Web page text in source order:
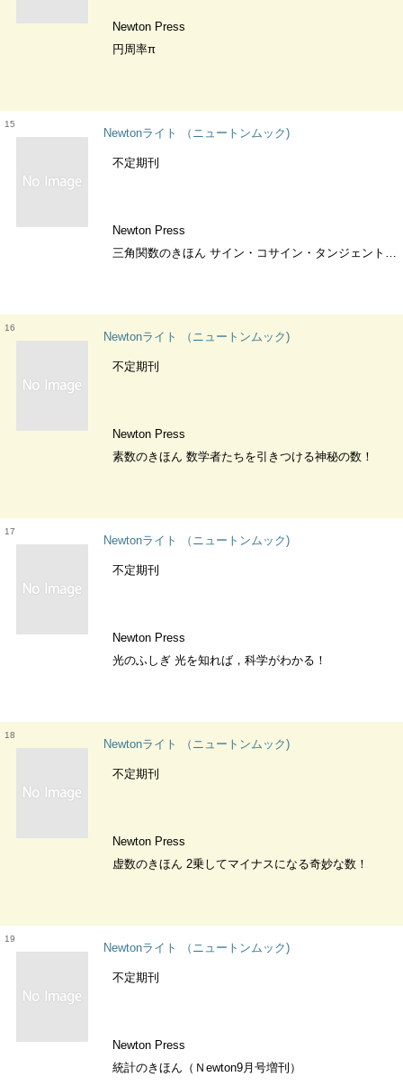
Newton Press
円周率π
15
Newtonライト （ニュートンムック)
不定期刊
Newton Press
三角関数のきほん サイン・コサイン・タンジェントって，何？
16
Newtonライト （ニュートンムック)
不定期刊
Newton Press
素数のきほん 数学者たちを引きつける神秘の数！
17
Newtonライト （ニュートンムック)
不定期刊
Newton Press
光のふしぎ 光を知れば，科学がわかる！
18
Newtonライト （ニュートンムック)
不定期刊
Newton Press
虚数のきほん 2乗してマイナスになる奇妙な数！
19
Newtonライト （ニュートンムック)
不定期刊
Newton Press
統計のきほん（Ｎewton9月号増刊）